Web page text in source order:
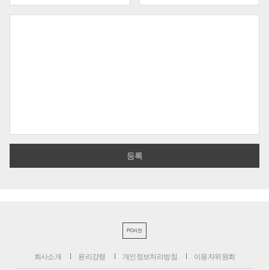
PC버전
회사소개 윤리강령 개인정보처리방침 이용자위원회